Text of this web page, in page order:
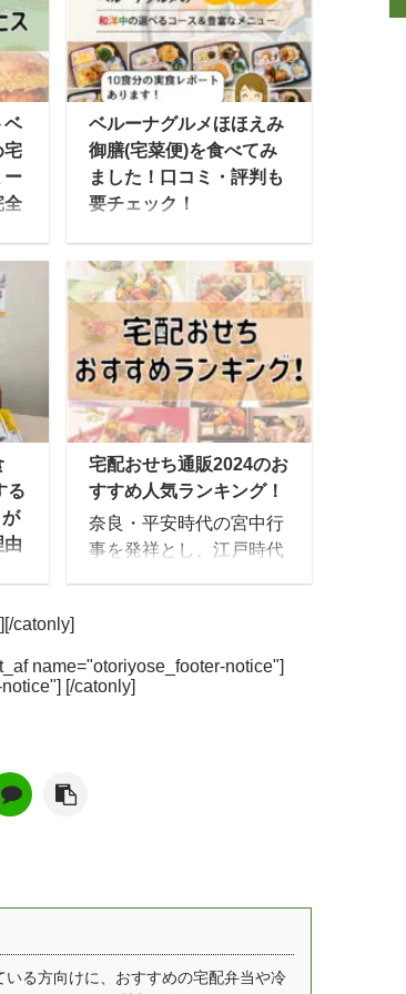
ベ
宅
ー
全
ア
サ
し
全
の
て
兼
ス
色
ベルーナグルメほほえみ
御膳(宅菜便)を食べてみ
ました！口コミ・評判も
要チェック！
便（たくさいびん）」
は、カタログ通販の老舗
ベルーナが提供する、和
洋中の”家庭の味”をお得
なセットで届ける宅配弁
当・宅食（食事宅配）で
す。 冷凍弁当で保管もし
やすく、栄養バランスを
考慮した合計60種ものメ
ニューを低価格で届けて
くれます。 特に注目なの
は、価格の安さです！1
回10食セットで届き、1
便で届く冷凍弁当・宅食
（食事宅配）の中では最
る
由
今
フ
も
お
宅配おせち通販2024のお
すすめ人気ランキング！
奈良・平安時代の宮中行
事を発祥とし、江戸時代
月には欠かせないものと
なっていますよね。 昔は
食べることができるの
catonly]
name="otoriyose_footer-notice"]
[/catonly]
る方向けに、おすすめの宅配弁当や冷